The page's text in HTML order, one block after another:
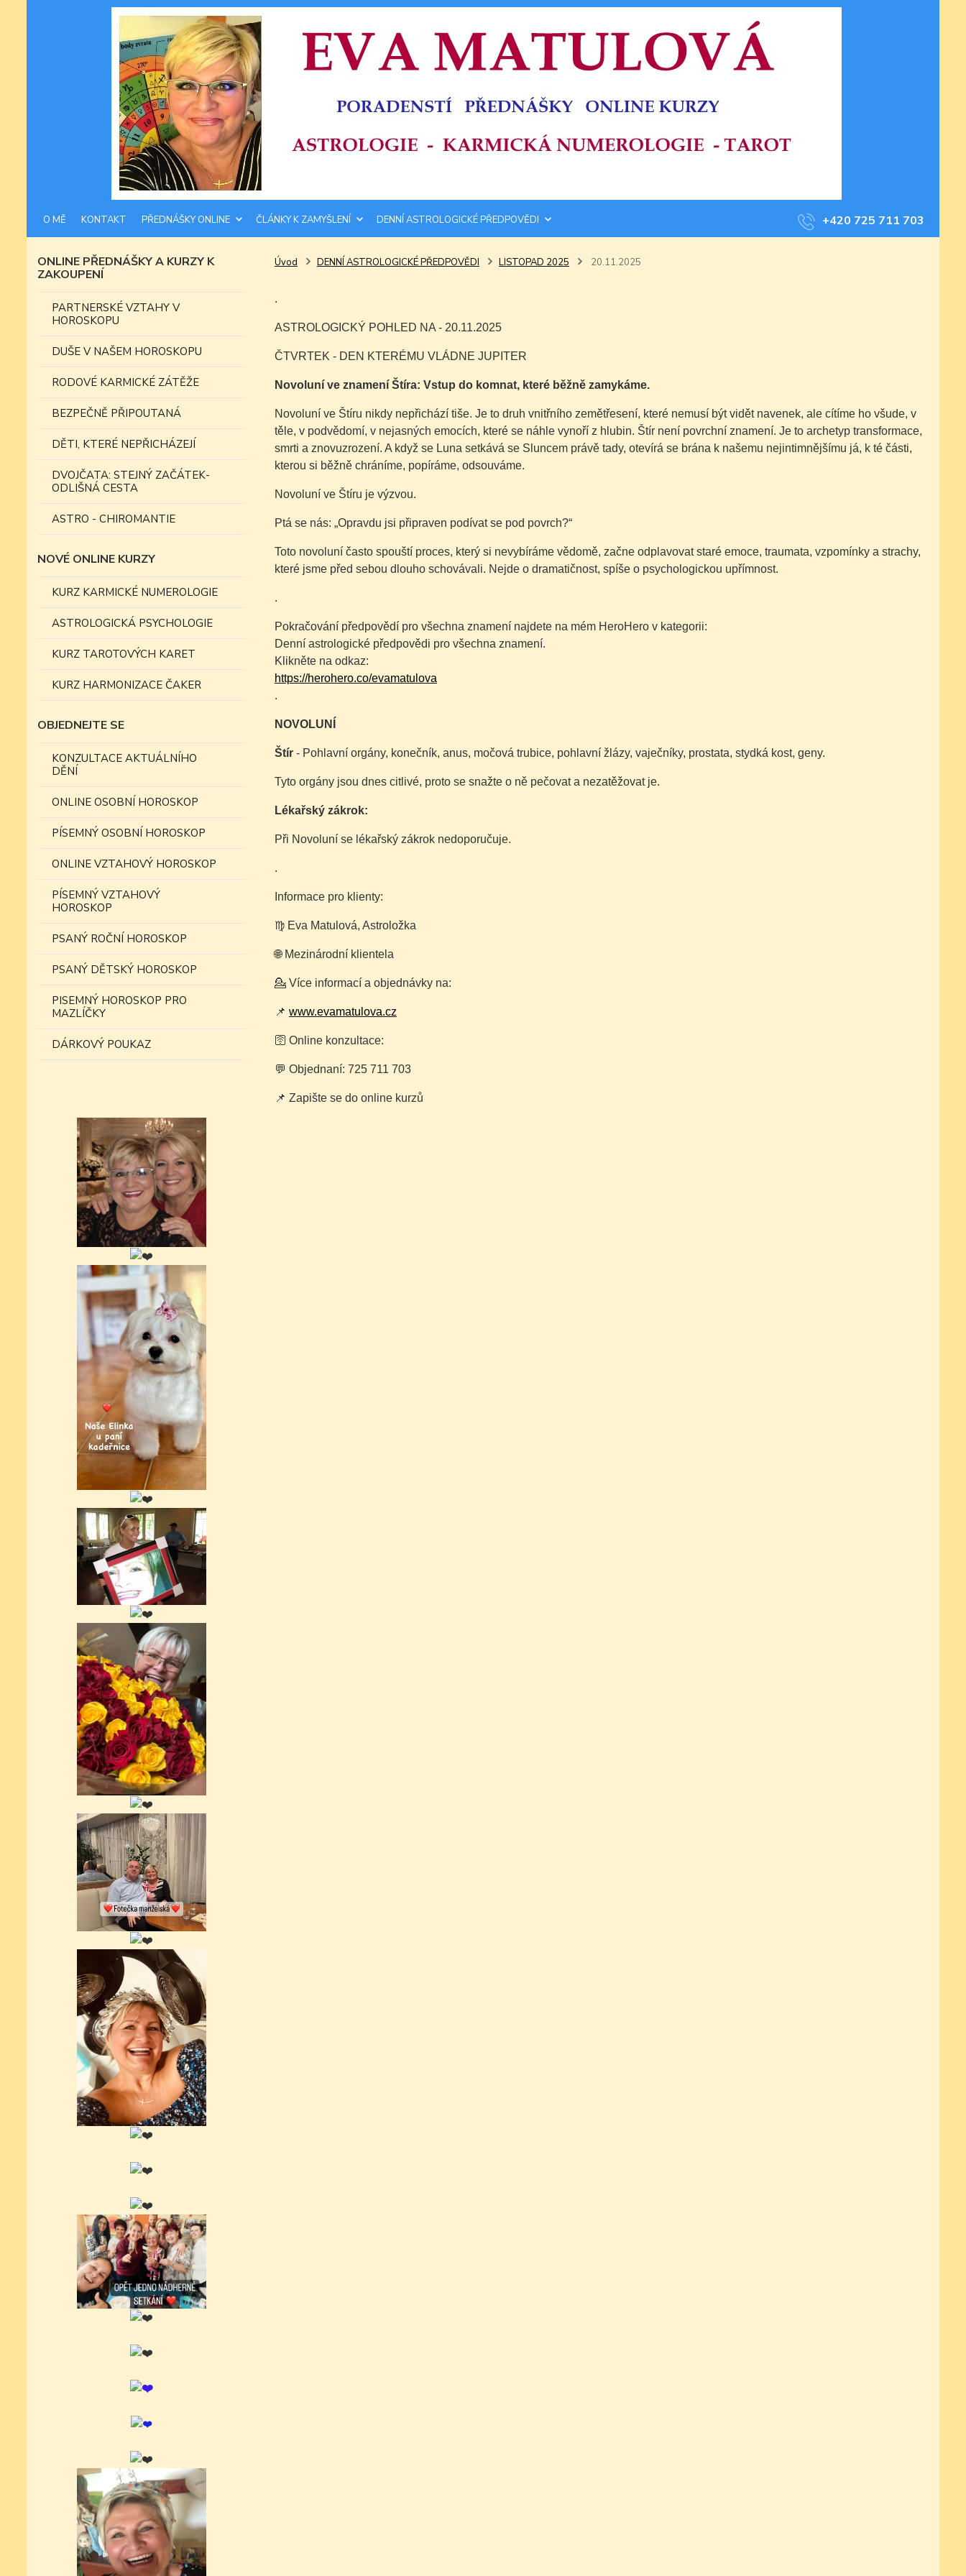
O MĚ KONTAKT PŘEDNÁŠKY ONLINE ČLÁNKY K ZAMYŠLENÍ DENNÍ ASTROLOGICKÉ PŘEDPOVĚDI +420 725 711 703
ONLINE PŘEDNÁŠKY A KURZY K
ZAKOUPENÍ
PARTNERSKÉ VZTAHY V
HOROSKOPU
DUŠE V NAŠEM HOROSKOPU
RODOVÉ KARMICKÉ ZÁTĚŽE
BEZPEČNĚ PŘIPOUTANÁ
DĚTI, KTERÉ NEPŘICHÁZEJÍ
DVOJČATA: STEJNÝ ZAČÁTEK-
ODLIŠNÁ CESTA
ASTRO - CHIROMANTIE
NOVÉ ONLINE KURZY
KURZ KARMICKÉ NUMEROLOGIE
ASTROLOGICKÁ PSYCHOLOGIE
KURZ TAROTOVÝCH KARET
KURZ HARMONIZACE ČAKER
OBJEDNEJTE SE
KONZULTACE AKTUÁLNÍHO
DĚNÍ
ONLINE OSOBNÍ HOROSKOP
PÍSEMNÝ OSOBNÍ HOROSKOP
ONLINE VZTAHOVÝ HOROSKOP
PÍSEMNÝ VZTAHOVÝ
HOROSKOP
PSANÝ ROČNÍ HOROSKOP
PSANÝ DĚTSKÝ HOROSKOP
PISEMNÝ HOROSKOP PRO
MAZLÍČKY
DÁRKOVÝ POUKAZ
Úvod DENNÍ ASTROLOGICKÉ PŘEDPOVĚDI LISTOPAD 2025 20.11.2025
.
ASTROLOGICKÝ POHLED NA - 20.11.2025
ČTVRTEK - DEN KTERÉMU VLÁDNE JUPITER
Novoluní ve znamení Štíra: Vstup do komnat, které běžně zamykáme.
Novoluní ve Štíru nikdy nepřichází tiše. Je to druh vnitřního zemětřesení, které nemusí být vidět navenek, ale cítíme ho všude, v
těle, v podvědomí, v nejasných emocích, které se náhle vynoří z hlubin. Štír není povrchní znamení. Je to archetyp transformace,
smrti a znovuzrození. A když se Luna setkává se Sluncem právě tady, otevírá se brána k našemu nejintimnějšímu já, k té části,
kterou si běžně chráníme, popíráme, odsouváme.
Novoluní ve Štíru je výzvou.
Ptá se nás: „Opravdu jsi připraven podívat se pod povrch?“
Toto novoluní často spouští proces, který si nevybíráme vědomě, začne odplavovat staré emoce, traumata, vzpomínky a strachy,
které jsme před sebou dlouho schovávali. Nejde o dramatičnost, spíše o psychologickou upřímnost.
.
Pokračování předpovědí pro všechna znamení najdete na mém HeroHero v kategorii:
Denní astrologické předpovědi pro všechna znamení.
Klikněte na odkaz:
https://herohero.co/evamatulova
.
NOVOLUNÍ
Štír- Pohlavní orgány, konečník, anus, močová trubice, pohlavní žlázy, vaječníky, prostata, stydká kost, geny.
Tyto orgány jsou dnes citlivé, proto se snažte o ně pečovat a nezatěžovat je.
Lékařský zákrok:
Při Novoluní se lékařský zákrok nedoporučuje.
.
Informace pro klienty:
♍️ Eva Matulová, Astroložka
🌐 Mezinárodní klientela
💁 Více informací a objednávky na:
📌 www.evamatulova.cz
🛜 Online konzultace:
💬 Objednaní: 725 711 703
📌 Zapište se do online kurzů